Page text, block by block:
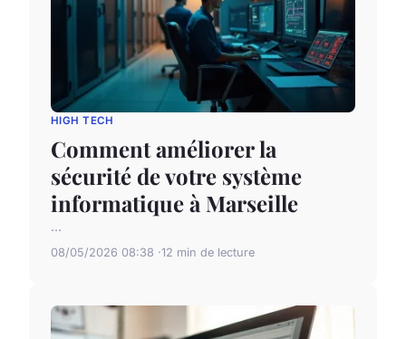
HIGH TECH
Comment améliorer la
sécurité de votre système
informatique à Marseille
...
08/05/2026 08:38 12 min de lecture